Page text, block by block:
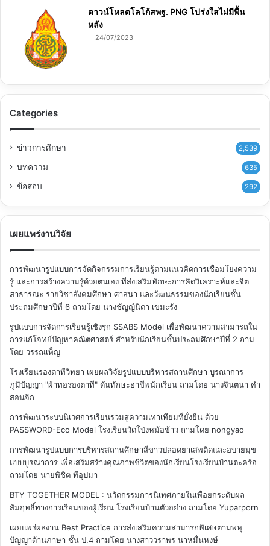
ดาวน์โหลดโลโก้สพฐ. PNG โปร่งใสไม่มีพื้น
หลัง
24/07/2023
Categories
ข่าวการศึกษา 2,539
บทความ 635
ข้อสอบ 292
เผยแพร่งานวิจัย
การพัฒนารูปแบบการจัดกิจกรรมการเรียนรู้ตามแนวคิดการเชื่อมโยงความ
รู้ และการสร้างความรู้ด้วยตนเอง ที่ส่งเสริมทักษะการคิดวิเคราะห์และจิต
สาธารณะ รายวิชาสังคมศึกษา ศาสนา และวัฒนธรรมของนักเรียนชั้น
ประถมศึกษาปีที่ 6 ถามโดย นางชัญญ์นิตา เขมะรัง
รูปแบบการจัดการเรียนรู้เชิงรุก SSABS Model เพื่อพัฒนาความสามารถใน
การแก้โจทย์ปัญหาคณิตศาสตร์ สำหรับนักเรียนชั้นประถมศึกษาปีที่ 2 ถาม
โดย วรรณเพ็ญ
โรงเรียนร่องตาทีวิทยา เผยผลวิจัยรูปแบบบริหารสถานศึกษา บูรณาการ
ภูมิปัญญา "ผ้าทอร่องตาที" ดันทักษะอาชีพนักเรียน ถามโดย นางจินตนา คำ
สอนจิก
การพัฒนาระบบนิเวศการเรียนรวมสู่ความเท่าเทียมที่ยั่งยืน ด้วย
PASSWORD-Eco Model โรงเรียนวัดโป่งหม้อข้าว ถามโดย nongyao
การพัฒนารูปแบบการบริหารสถานศึกษาสีขาวปลอดยาเสพติดและอบายมุข
แบบบูรณาการ เพื่อเสริมสร้างคุณภาพชีวิตของนักเรียนโรงเรียนบ้านตะคร้อ
ถามโดย นายพิชิต ทีอุปมา
BTY TOGETHER MODEL : นวัตกรรมการนิเทศภายในเพื่อยกระดับผล
สัมฤทธิ์ทางการเรียนของผู้เรียน โรงเรียนบ้านตัวอย่าง ถามโดย Yuparporn
เผยแพร่ผลงาน Best Practice การส่งเสริมความสามารถพิเศษตามพหุ
ปัญญาด้านภาษา ชั้น ป.4 ถามโดย นางสาววราพร นาหมื่นหงษ์